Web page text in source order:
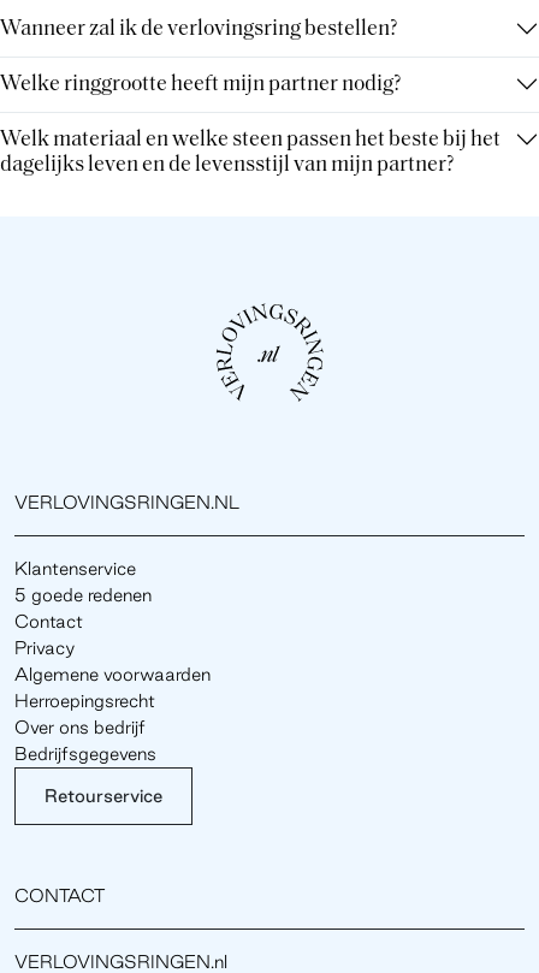
Wanneer zal ik de verlovingsring bestellen?
Welke ringgrootte heeft mijn partner nodig?
Welk materiaal en welke steen passen het beste bij het
dagelijks leven en de levensstijl van mijn partner?
VERLOVINGSRINGEN.NL
Klantenservice
5 goede redenen
Contact
Privacy
Algemene voorwaarden
Herroepingsrecht
Over ons bedrijf
Bedrijfsgegevens
Retourservice
CONTACT
VERLOVINGSRINGEN.nl